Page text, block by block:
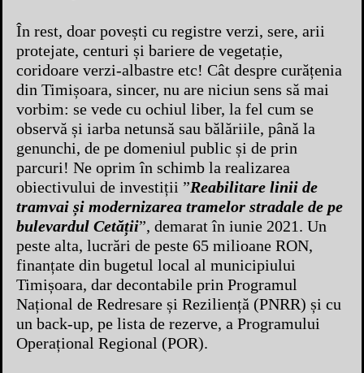
În rest, doar povești cu registre verzi, sere, arii
protejate, centuri și bariere de vegetație,
coridoare verzi-albastre etc! Cât despre curățenia
din Timișoara, sincer, nu are niciun sens să mai
vorbim: se vede cu ochiul liber, la fel cum se
observă și iarba netunsă sau bălăriile, până la
genunchi, de pe domeniul public și de prin
parcuri! Ne oprim în schimb la realizarea
obiectivului de investiții ”Reabilitare linii de
tramvai și modernizarea tramelor stradale de pe
bulevardul Cetății”, demarat în iunie 2021. Un
peste alta, lucrări de peste 65 milioane RON,
finanțate din bugetul local al municipiului
Timișoara, dar decontabile prin Programul
Național de Redresare și Reziliență (PNRR) și cu
un back-up, pe lista de rezerve, a Programului
Operațional Regional (POR).